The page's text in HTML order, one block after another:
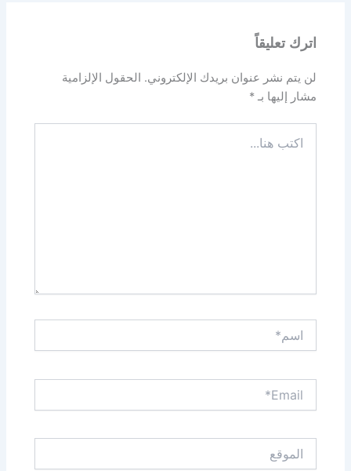
اترك تعليقاً
لن يتم نشر عنوان بريدك الإلكتروني.
الحقول الإلزامية
مشار إليها بـ*
هنا...